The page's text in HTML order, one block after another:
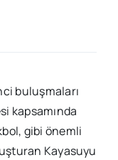
buluşmaları
kapsamında
gibi önemli
Kayasuyu